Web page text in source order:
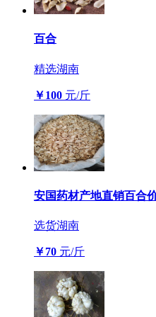
百合
精选湖南
￥100 元/斤
安国药材产地直销百合
选货湖南
￥70 元/斤